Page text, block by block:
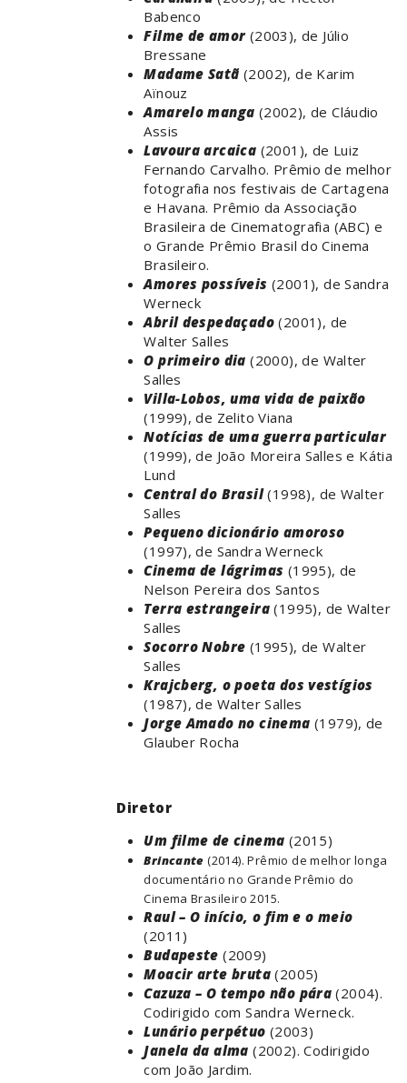
Babenco
Filme de amor (2003), de Júlio
Bressane
Madame Satã (2002), de Karim
Aïnouz
Amarelo manga (2002), de Cláudio
Assis
Lavoura arcaica (2001), de Luiz
Fernando Carvalho. Prêmio de melhor
fotografia nos festivais de Cartagena
e Havana. Prêmio da Associação
Brasileira de Cinematografia (ABC) e
o Grande Prêmio Brasil do Cinema
Brasileiro.
Amores possíveis (2001), de Sandra
Werneck
Abril despedaçado (2001), de
Walter Salles
O primeiro dia (2000), de Walter
Salles
Villa-Lobos, uma vida de paixão
(1999), de Zelito Viana
Notícias de uma guerra particular
(1999), de João Moreira Salles e Kátia
Lund
Central do Brasil(1998), de Walter
Salles
Pequeno dicionário amoroso
(1997), de Sandra Werneck
Cinema de lágrimas (1995), de
Nelson Pereira dos Santos
Terra estrangeira (1995), de Walter
Salles
Socorro Nobre (1995), de Walter
Salles
Krajcberg, o poeta dos vestígios
(1987), de Walter Salles
Jorge Amado no cinema (1979), de
Glauber Rocha
Diretor
Um filme de cinema (2015)
Brincante (2014). Prêmio de melhor longa
documentário no Grande Prêmio do
Cinema Brasileiro 2015.
Raul – O início, o fim e o meio
(2011)
Budapeste (2009)
Moacir arte bruta (2005)
Cazuza – O tempo não pára (2004).
Codirigido com Sandra Werneck.
Lunário perpétuo (2003)
Janela da alma (2002). Codirigido
com João Jardim.